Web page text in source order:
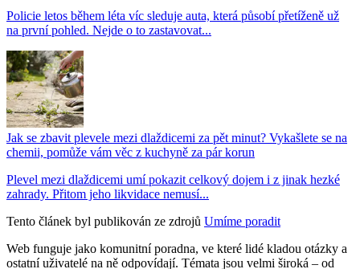
Policie letos během léta víc sleduje auta, která působí přetíženě už
na první pohled. Nejde o to zastavovat...
Jak se zbavit plevele mezi dlaždicemi za pět minut? Vykašlete se na
chemii, pomůže vám věc z kuchyně za pár korun
Plevel mezi dlaždicemi umí pokazit celkový dojem i z jinak hezké
zahrady. Přitom jeho likvidace nemusí...
Tento článek byl publikován ze zdrojů Umíme poradit
Web funguje jako komunitní poradna, ve které lidé kladou otázky a
ostatní uživatelé na ně odpovídají. Témata jsou velmi široká – od